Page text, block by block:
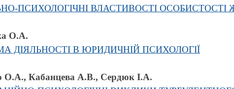
ПСИХОЛОГІЧНІ ВЛАСТИВОСТІ ОСОБИСТОСТІ
О.А.
ДІЯЛЬНОСТІ В ЮРИДИЧНІЙ ПСИХОЛОГІЇ
О.А., Кабанцева А.В., Сердюк І.А.